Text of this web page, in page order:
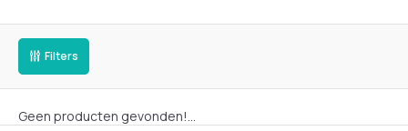
Filters
Geen producten gevonden!...